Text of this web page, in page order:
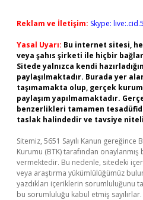
Reklam ve İletişim: Skype:
Yasal Uyarı: Bu internet sitesi,
veya şahıs şirketi ile hiçbir
Sitede yalnızca kendi
paylaşılmaktadır. Burada yer
taşımamakta olup, gerçek
paylaşım yapılmamaktadır.
benzerlikleri tamamen
taslak halindedir ve tavsiye
Sitemiz, 5651 Sayılı Kanun
Kurumu (BTK) tarafından onaylanmış
vermektedir. Bu nedenle, sitedeki
veya araştırma yükümlülüğümüz
yazdıkları içeriklerin sorumluluğunu
bu sorumluluğu kabul etmiş sayılırlar.